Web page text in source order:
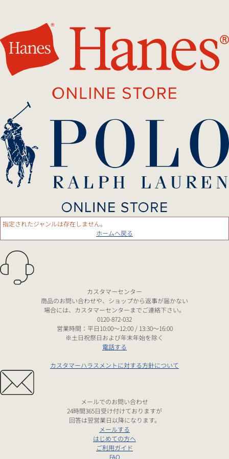
指定されたジャンルは存在しません。
ホームへ戻る
カスタマーセンター
商品のお問い合わせや、ショップから返事が届かない
場合には、カスタマーセンターまでご連絡下さい。
0120-872-032
営業時間：平日10:00～12:00 / 13:30～16:00
※土日祝祭日および年末年始を除く
電話する
カスタマーハラスメントに対する方針について
メールでのお問い合わせ
24時間365日受け付けておりますが
回答は翌営業日以降になります。
メールする
はじめての方へ
ご利用ガイド
FAQ